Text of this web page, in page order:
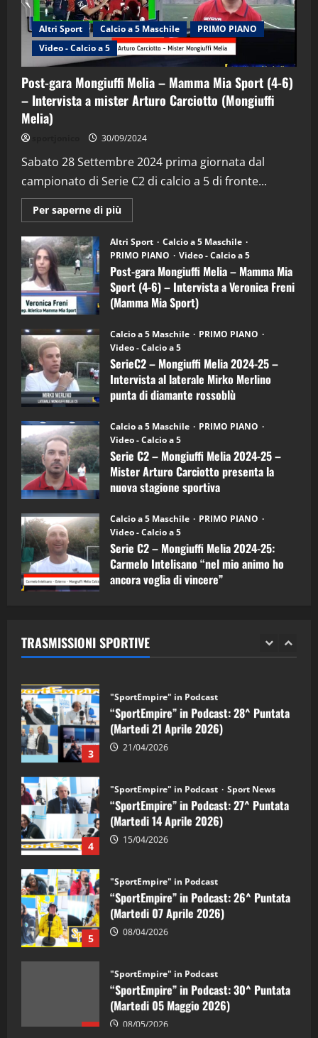
Altri Sport Calcio a 5 Maschile
PRIMO PIANO
Video - Calcio a 5
Post-gara Mongiuffi Melia – Mamma Mia Sport (4-6)
– Intervista a mister Arturo Carciotto (Mongiuffi
Melia)
30/09/2024
Sabato 28 Settembre 2024 prima giornata dal
campionato di Serie C2 di calcio a 5 di fronte...
Per saperne di più
informazioni
Post-
gara
Mongiuffi
Melia
–
Mamma
Mia
Sport
6)
–
Intervista
a
mister
Arturo
Carciotto
(Mongiuffi
Altri Sport
Calcio a 5 Maschile
PRIMO PIANO
Video - Calcio a 5
Post-gara Mongiuffi Melia – Mamma Mia
Sport (4-6) – Intervista a Veronica Freni
(Mamma Mia Sport)
Calcio a 5 Maschile
PRIMO PIANO
Video - Calcio a 5
SerieC2 – Mongiuffi Melia 2024-25 –
Intervista al laterale Mirko Merlino
punta di diamante rossoblù
Calcio a 5 Maschile
PRIMO PIANO
Video - Calcio a 5
Serie C2 – Mongiuffi Melia 2024-25 –
Mister Arturo Carciotto presenta la
nuova stagione sportiva
Calcio a 5 Maschile
PRIMO PIANO
Video - Calcio a 5
Serie C2 – Mongiuffi Melia 2024-25:
Carmelo Intelisano “nel mio animo ho
ancora voglia di vincere”
TRASMISSIONI SPORTIVE
2
“SportEmpire” in Podcast: 29^ Puntata
(Martedi 28 Aprile 2026)
28/04/2026
3
"SportEmpire" in Podcast
“SportEmpire” in Podcast: 28^ Puntata
(Martedi 21 Aprile 2026)
21/04/2026
4
“SportEmpire” in Podcast: 27^ Puntata
(Martedi 14 Aprile 2026)
15/04/2026
5
“SportEmpire” in Podcast: 26^ Puntata
(Martedi 07 Aprile 2026)
08/04/2026
1
“SportEmpire” in Podcast: 30^ Puntata
(Martedi 05 Maggio 2026)
08/05/2026
2 28/04/2026
3
“SportEmpire” in Podcast: 28^ Puntata
(Martedi 21 Aprile 2026)
21/04/2026
4
“SportEmpire” in Podcast: 27^ Puntata
(Martedi 14 Aprile 2026)
15/04/2026
5
“SportEmpire” in Podcast: 26^ Puntata
(Martedi 07 Aprile 2026)
08/04/2026
“SportEmpire” in Podcast: 30^ Puntata
(Martedi 05 Maggio 2026)
08/05/2026